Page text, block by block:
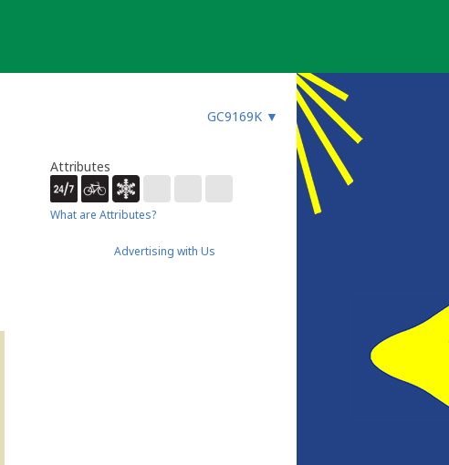
GC9169K ▼
Attributes
What are Attributes?
Advertising with Us